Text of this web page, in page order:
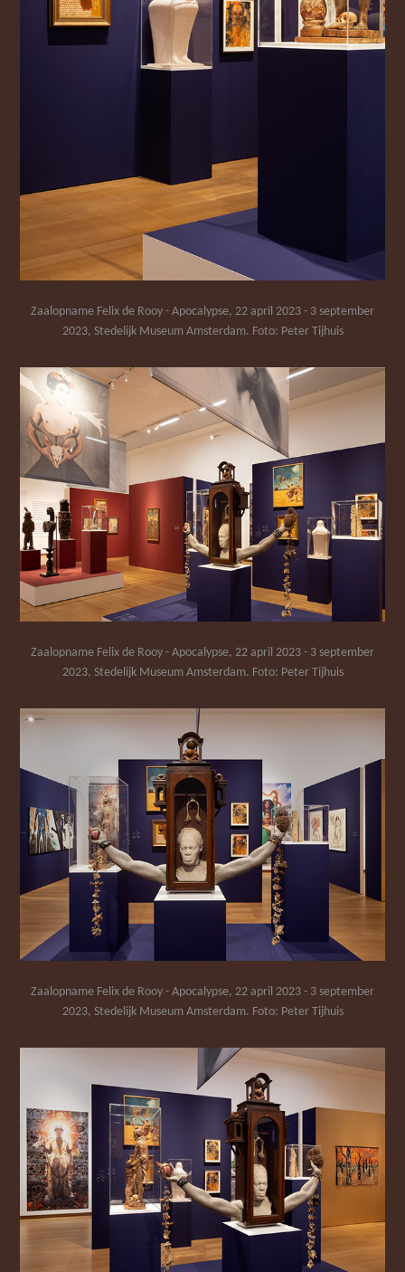
Zaalopname Felix de Rooy - Apocalypse, 22 april 2023 - 3 september
2023, Stedelijk Museum Amsterdam. Foto: Peter Tijhuis
Zaalopname Felix de Rooy - Apocalypse, 22 april 2023 - 3 september
2023, Stedelijk Museum Amsterdam. Foto: Peter Tijhuis
Zaalopname Felix de Rooy - Apocalypse, 22 april 2023 - 3 september
2023, Stedelijk Museum Amsterdam. Foto: Peter Tijhuis